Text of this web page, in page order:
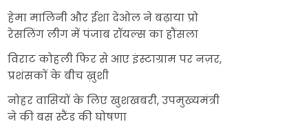
हेमा मालिनी और ईशा देओल ने बढ़ाया प्रो
रेसलिंग लीग में पंजाब रॉयल्स का हौंसला
विराट कोहली फिर से आए इंस्टाग्राम पर नज़र,
प्रशंसकों के बीच ख़ुशी
नोहर वासियों के लिए खुशखबरी, उपमुख्यमंत्री
ने की बस स्टैंड की घोषणा